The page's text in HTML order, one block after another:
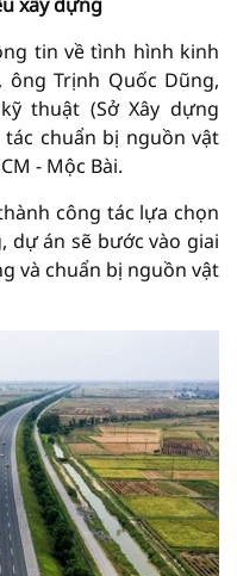
tin về tình hình kinh
ông Trịnh Quốc Dũng,
thuật (Sở Xây dựng
tác chuẩn bị nguồn vật
- Mộc Bài.
công tác lựa chọn
dự án sẽ bước vào giai
và chuẩn bị nguồn vật